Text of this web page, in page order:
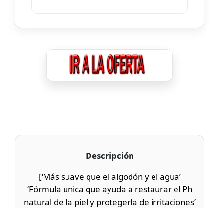
Descripción
[‘Más suave que el algodón y el agua’
‘Fórmula única que ayuda a restaurar el Ph
natural de la piel y protegerla de irritaciones’